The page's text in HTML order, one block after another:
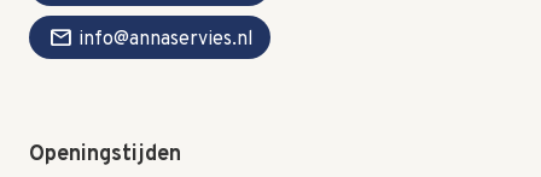
mail info@annaservies.nl
Openingstijden